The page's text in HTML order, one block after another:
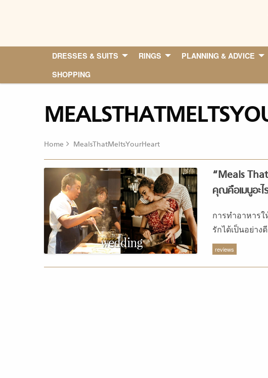
DRESSES & SUITS RINGS PLANNING & ADVICE
SHOPPING
Home MealsThatMeltsYourHeart
“Meals
คุณคือเมนูอะไ
การทำอาหาร
รักได้เป็นอย่าง
reviews